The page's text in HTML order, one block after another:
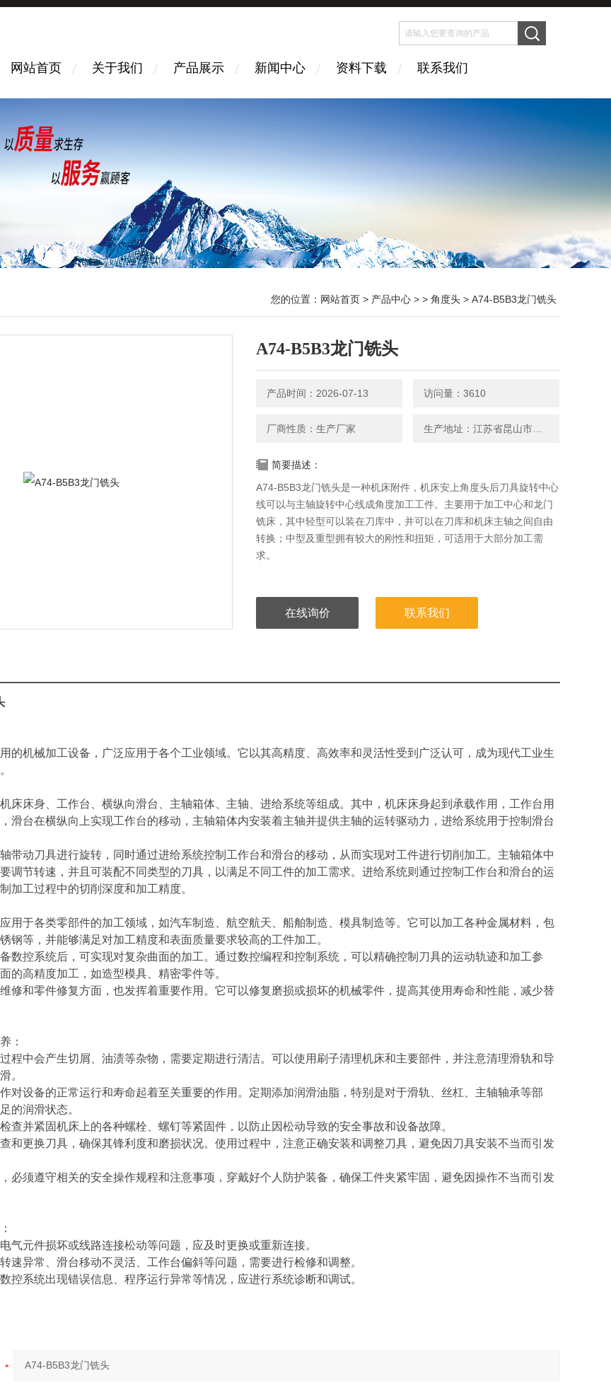
网站首页 关于我们 产品展示 新闻中心 资料下载 联系我们
您的位置： 网站首页 > 产品中心 > > 角度头 > A74-B5B3龙门铣头
A74-B5B3龙门铣头
产品时间：2026-07-13 访问量：3610
厂商性质：生产厂家
简要描述：
A74-B5B3龙门铣头是一种机床附件，机床安上角度头后刀具旋转中心
线可以与主轴旋转中心线成角度加工工件。主要用于加工中心和龙门
铣床，其中轻型可以装在刀库中，并可以在刀库和机床主轴之间自由
转换；中型及重型拥有较大的刚性和扭矩，可适用于大部分加工需
求。
在线询价 联系我们
的机械加工设备，广泛应用于各个工业领域。它以其高精度、高效率和灵活性受到广泛认可，成为现代工业生
床床身、工作台、横纵向滑台、主轴箱体、主轴、进给系统等组成。其中，机床床身起到承载作用，工作台用
滑台在横纵向上实现工作台的移动，主轴箱体内安装着主轴并提供主轴的运转驱动力，进给系统用于控制滑台
带动刀具进行旋转，同时通过进给系统控制工作台和滑台的移动，从而实现对工件进行切削加工。主轴箱体中
调节转速，并且可装配不同类型的刀具，以满足不同工件的加工需求。进给系统则通过控制工作台和滑台的运
加工过程中的切削深度和加工精度。
用于各类零部件的加工领域，如汽车制造、航空航天、船舶制造、模具制造等。它可以加工各种金属材料，包
钢等，并能够满足对加工精度和表面质量要求较高的工件加工。
数控系统后，可实现对复杂曲面的加工。通过数控编程和控制系统，可以精确控制刀具的运动轨迹和加工参
的高精度加工，如造型模具、精密零件等。
修和零件修复方面，也发挥着重要作用。它可以修复磨损或损坏的机械零件，提高其使用寿命和性能，减少替
：
程中会产生切屑、油渍等杂物，需要定期进行清洁。可以使用刷子清理机床和主要部件，并注意清理滑轨和导
。
对设备的正常运行和寿命起着至关重要的作用。定期添加润滑油脂，特别是对于滑轨、丝杠、主轴轴承等部
的润滑状态。
查并紧固机床上的各种螺栓、螺钉等紧固件，以防止因松动导致的安全事故和设备故障。
和更换刀具，确保其锋利度和磨损状况。使用过程中，注意正确安装和调整刀具，避免因刀具安装不当而引发
必须遵守相关的安全操作规程和注意事项，穿戴好个人防护装备，确保工件夹紧牢固，避免因操作不当而引发
气元件损坏或线路连接松动等问题，应及时更换或重新连接。
速异常、滑台移动不灵活、工作台偏斜等问题，需要进行检修和调整。
控系统出现错误信息、程序运行异常等情况，应进行系统诊断和调试。